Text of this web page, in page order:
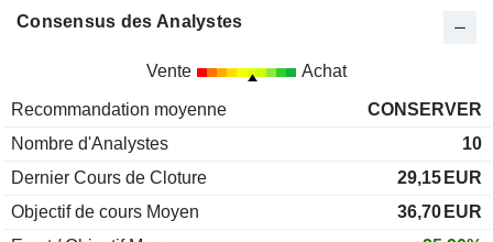
Consensus des Analystes
Vente Achat
Recommandation moyenne
CONSERVER
Nombre d'Analystes
10
Dernier Cours de Cloture
29,15 EUR
Objectif de cours Moyen
36,70 EUR